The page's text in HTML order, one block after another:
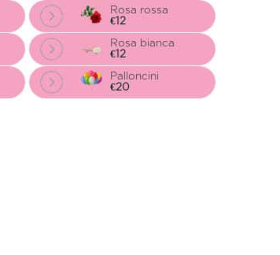
Rosa rossa
€12
Rosa bianca
€12
Palloncini
€20